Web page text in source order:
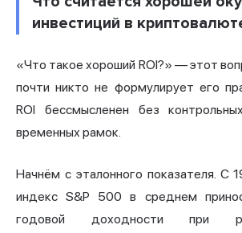
инвестиций в
«Что такое хороший ROI?» — этот
почти никто не формулирует его
ROI бессмысленен без
временных рамок.
Начнём с эталонного показателя. С
индексS&P 500 в среднем
годовой доходности при